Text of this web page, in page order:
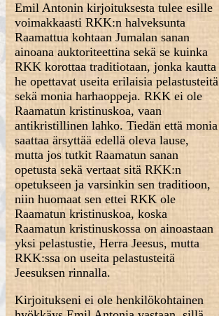
Emil Antonin kirjoituksesta tulee esille
voimakkaasti RKK:n halveksunta
Raamattua kohtaan Jumalan sanan
ainoana auktoriteettina sekä se kuinka
RKK korottaa traditiotaan, jonka kautta
he opettavat useita erilaisia pelastusteitä
sekä monia harhaoppeja. RKK ei ole
Raamatun kristinuskoa, vaan
antikristillinen lahko. Tiedän että monia
saattaa ärsyttää edellä oleva lause,
mutta jos tutkit Raamatun sanan
opetusta sekä vertaat sitä RKK:n
opetukseen ja varsinkin sen traditioon,
niin huomaat sen ettei RKK ole
Raamatun kristinuskoa, koska
Raamatun kristinuskossa on ainoastaan
yksi pelastustie, Herra Jeesus, mutta
RKK:ssa on useita pelastusteitä
Jeesuksen rinnalla.
Kirjoitukseni ei ole henkilökohtainen